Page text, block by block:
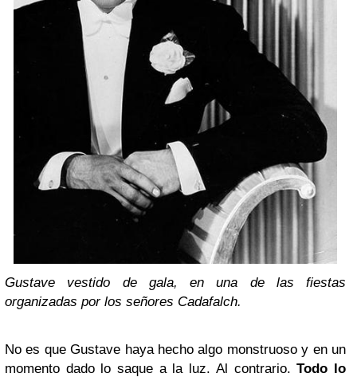
Gustave vestido de gala, en una de las fiestas
organizadas por los señores Cadafalch.
No es que Gustave haya hecho algo monstruoso y en un
momento dado lo saque a la luz. Al contrario.Todo lo